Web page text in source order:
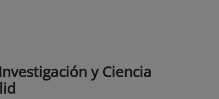
y Ciencia